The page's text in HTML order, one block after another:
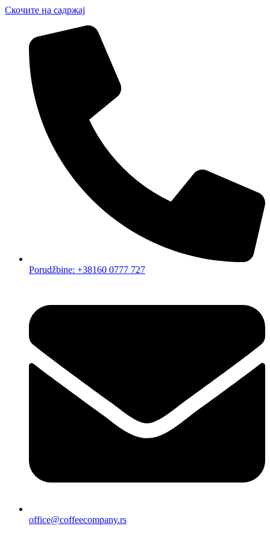
Скочите на садржај
Porudžbine: +38160 0777 727
office@coffeecompany.rs